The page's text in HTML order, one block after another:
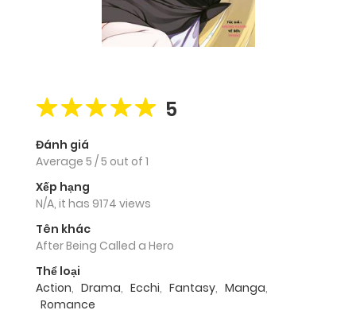
5
Đánh giá
Average 5 /5 out of 1
Xếp hạng
N/A, it has 9174 views
Tên khác
After Being Called a Hero
Thể loại
Action, Drama, Ecchi, Fantasy, Manga,
Romance